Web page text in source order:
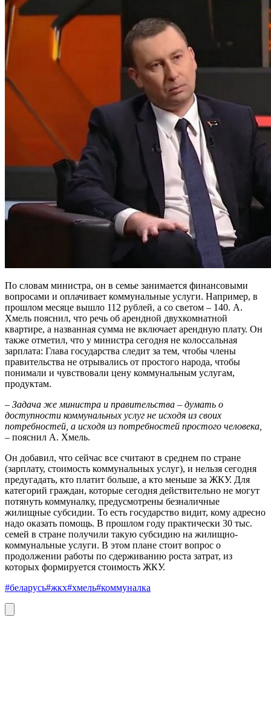
По словам министра, он в семье занимается финансовыми
вопросами и оплачивает коммунальные услуги. Например, в
прошлом месяце вышло 112 рублей, а со светом – 140. А.
Хмель пояснил, что речь об арендной двухкомнатной
квартире, а названная сумма не включает арендную плату. Он
также отметил, что у министра сегодня не колоссальная
зарплата: Глава государства следит за тем, чтобы члены
правительства не отрывались от простого народа, чтобы
понимали и чувствовали цену коммунальным услугам,
продуктам.
– Задача же министра и правительства – думать о
доступности коммунальных услуг не исходя из своих
потребностей, а исходя из потребностей простого человека,
– пояснил А. Хмель.
Он добавил, что сейчас все считают в среднем по стране
(зарплату, стоимость коммунальных услуг), и нельзя сегодня
предугадать, кто платит больше, а кто меньше за ЖКУ. Для
категорий граждан, которые сегодня действительно не могут
потянуть коммуналку, предусмотрены безналичные
жилищные субсидии. То есть государство видит, кому адресно
надо оказать помощь. В прошлом году практически 30 тыс.
семей в стране получили такую субсидию на жилищно-
коммунальные услуги. В этом плане стоит вопрос о
продолжении работы по сдерживанию роста затрат, из
которых формируется стоимость ЖКУ.
#беларусь#жкх#хмель#коммуналка